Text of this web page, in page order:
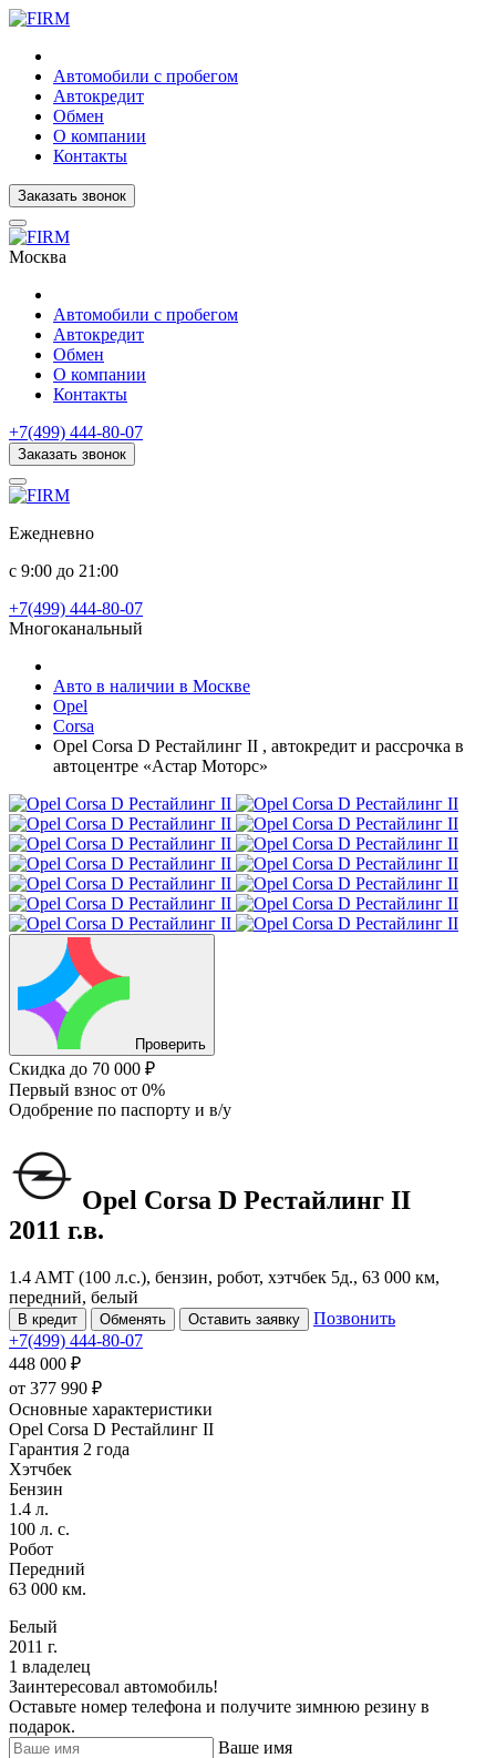
Автомобили с пробегом
Автокредит
Обмен
О компании
Контакты
Заказать звонок
Москва
Автомобили с пробегом
Автокредит
Обмен
О компании
Контакты
+7(499) 444-80-07
Заказать звонок
Ежедневно
с 9:00 до 21:00
+7(499) 444-80-07
Многоканальный
Авто в наличии в Москве
Opel
Corsa
Opel Corsa D Рестайлинг II , автокредит и рассрочка в
автоцентре «Астар Моторс»
Проверить
Скидка до 70 000 ₽
Первый взнос от 0%
Одобрение по паспорту и в/у
Opel Corsa D Рестайлинг II
2011 г.в.
1.4 AMT (100 л.с.), бензин, робот, хэтчбек 5д., 63 000 км,
передний, белый
В кредит Обменять Оставить заявку
Позвонить
+7(499) 444-80-07
448 000 ₽
от 377 990 ₽
Основные характеристики
Opel Corsa D Рестайлинг II
Гарантия 2 года
Хэтчбек
Бензин
1.4 л.
100 л. с.
Робот
Передний
63 000 км.
Белый
2011 г.
1 владелец
Заинтересовал автомобиль!
Оставьте номер телефона и получите зимнюю резину в
подарок.
Ваше имя